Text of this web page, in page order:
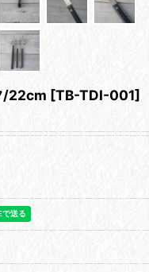
/22cm [TB-TDI-001]